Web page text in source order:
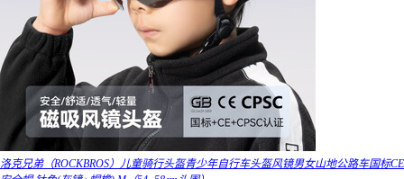
洛克兄弟（ROCKBROS）儿童骑行头盔青少年自行车头盔风镜男女山地公路车国标CE